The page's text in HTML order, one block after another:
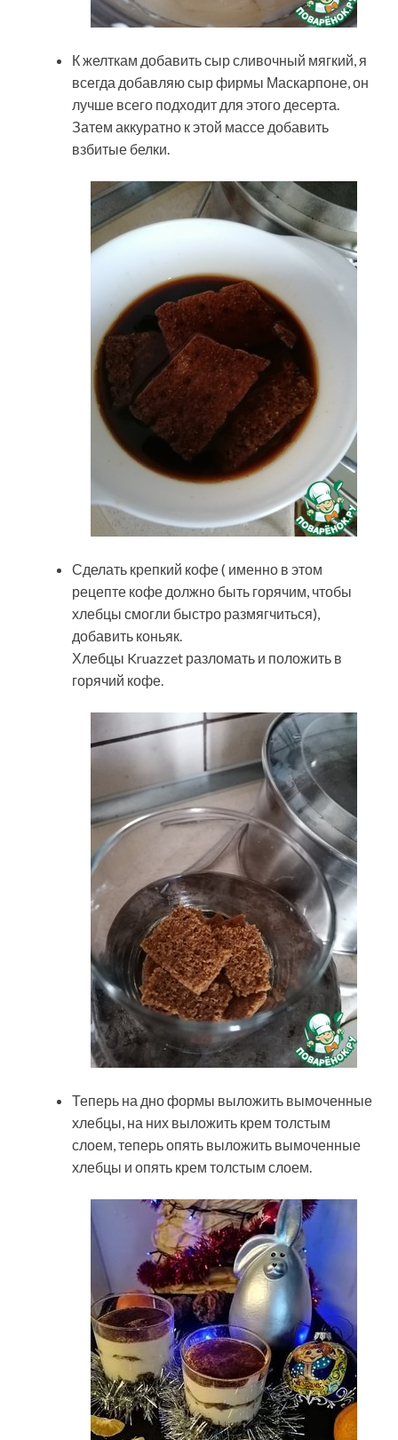
К желткам добавить сыр сливочный мягкий, я
всегда добавляю сыр фирмы Маскарпоне, он
лучше всего подходит для этого десерта.
Затем аккуратно к этой массе добавить
взбитые белки.
Сделать крепкий кофе ( именно в этом
рецепте кофе должно быть горячим, чтобы
хлебцы смогли быстро размягчиться),
добавить коньяк.
Хлебцы Kruazzet разломать и положить в
горячий кофе.
Теперь на дно формы выложить вымоченные
хлебцы, на них выложить крем толстым
слоем, теперь опять выложить вымоченные
хлебцы и опять крем толстым слоем.